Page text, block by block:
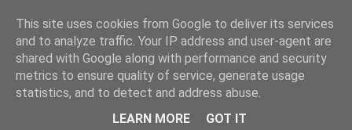
☰ Menu
This site uses cookies from Google to deliver its services
and to analyze traffic. Your IP address and user-agent are
shared with Google along with performance and security
metrics to ensure quality of service, generate usage
statistics, and to detect and address abuse.
LEARN MORE
GOT IT